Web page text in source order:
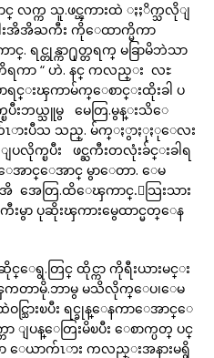
က္က သူ.ဖင္ၾကားထဲ ႏႈိက္သလိုျ
းအိအိႀကီး ကိုေထာက္မိကာ
ရင္တုန္ကာ႐ုတ္တရက္ မခြာမိဘဲသာ
ရကာ “ ဟဲ. နင္ ကလည္း လႊ
င္းၾကာမ်က္ေစာင္းထိုးခါ ပ
းဘယ္သူမွ မေတြ.မွန္းသိေ
ၤားပီသ သည္. မ်က္ႏွာႏုႏုေလး
လိုက္ၿပီး ဖင္ႀကီးတလုံးခ်င္းခါရ
ေအာင္ေအာင္ မွာေတာ. ေမ
အေတြ.ထိေၾကာင္.ေသြးသား
မွာ ပုဆိုးၾကားမွေထာင္မတ္ေန
ရွ.တြင္ ထိုင္ကာ ကိုရီးယားမင္း
ကတာမို.ဘာမွ မသိလိုက္ေပ၊ေမ
င္သြားၿပီး ရင္ခုန္ေနကာေအာင္ေ
ျပန္ေတြးမိၿပီး ေစာက္ပတ္ ပင္
ာ ေယာက်ၤား ကလည္းအနားမရွိ